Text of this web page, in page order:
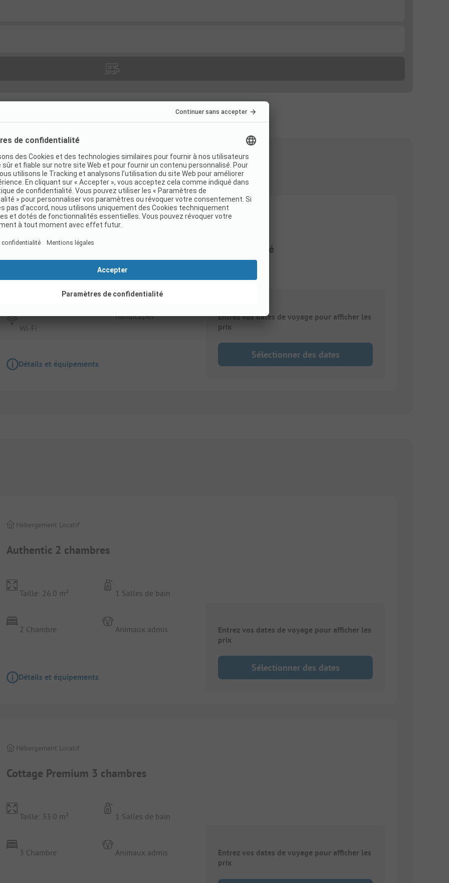
Forfait électrifié : 1 véhicule + 1 installation + électricité
Emplacement
Animaux admis
Wi-Fi
handicapés
Détails et équipements
Entrez vos dates de voyage pour afficher les
prix
Sélectionner des dates
Authentic 2 chambres
Hébergement Locatif
Taille: 26.0 m²
2 Chambre
1 Salles de bain
Animaux admis
Détails et équipements
Entrez vos dates de voyage pour afficher les
prix
Sélectionner des dates
Cottage Premium 3 chambres
Hébergement Locatif
Taille: 33.0 m²
3 Chambre
1 Salles de bain
Animaux admis
Entrez vos dates de voyage pour afficher les
prix